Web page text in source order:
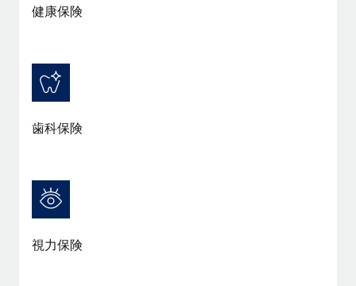
健康保険
歯科保険
視力保険